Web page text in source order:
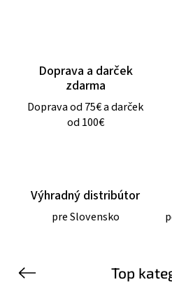
Doprava a darček
zdarma
Doprava od 75€ a darček
od 100€
Výhradný distribútor
pre Slovensko
Top
Previous